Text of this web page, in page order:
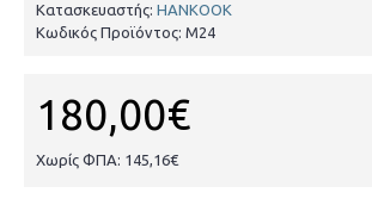
Κατασκευαστής: HANKOOK
Κωδικός Προϊόντος: M24
180,00€
Χωρίς ΦΠΑ: 145,16€